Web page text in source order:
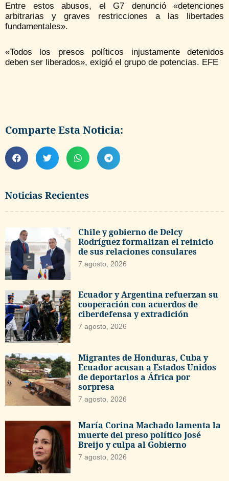
Noticias Recientes
Chile y gobierno de Delcy
Rodríguez formalizan el reinicio
de sus relaciones consulares
7 agosto, 2026
Ecuador y Argentina refuerzan su
cooperación con acuerdos de
ciberdefensa y extradición
7 agosto, 2026
Migrantes de Honduras, Cuba y
Ecuador acusan a Estados Unidos
de deportarlos a África por
sorpresa
7 agosto, 2026
María Corina Machado lamenta la
muerte del preso político José
Breijo y culpa al Gobierno
7 agosto, 2026
Entre estos abusos, el G7 denunció «detenciones
arbitrarias y graves restricciones a las libertades
fundamentales».
«Todos los presos políticos injustamente detenidos
deben ser liberados», exigió el grupo de potencias. EFE
Comparte Esta Noticia: